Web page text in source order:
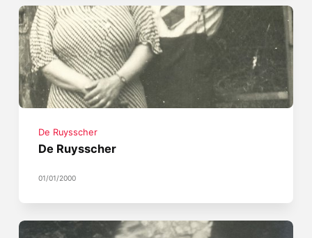
De Ruysscher
De Ruysscher
01/01/2000